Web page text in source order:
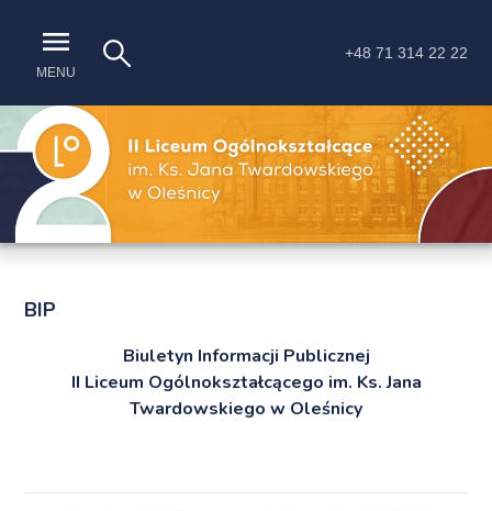
MENU
+48 71 314 22 22
BIP
Biuletyn Informacji Publicznej
II Liceum Ogólnokształcącego im. Ks. Jana
Twardowskiego w Oleśnicy